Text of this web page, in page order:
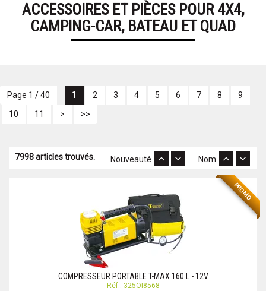
ACCESSOIRES ET PIÈCES POUR 4X4,
CAMPING-CAR, BATEAU ET QUAD
Page 1 / 40 1 2 3 4 5 6 7 8
9
10
11 > >>
7998 articles trouvés. Nom
Nouveauté
PROMO
COMPRESSEUR PORTABLE T-MAX 160 L - 12V
Réf.: 325OI8568